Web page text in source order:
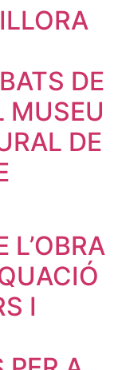
DE
MUSEU
DE
L’OBRA
I